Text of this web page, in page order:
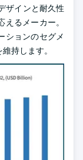
ザインと耐久性
るメーカー。
ションのセグメ
持します。